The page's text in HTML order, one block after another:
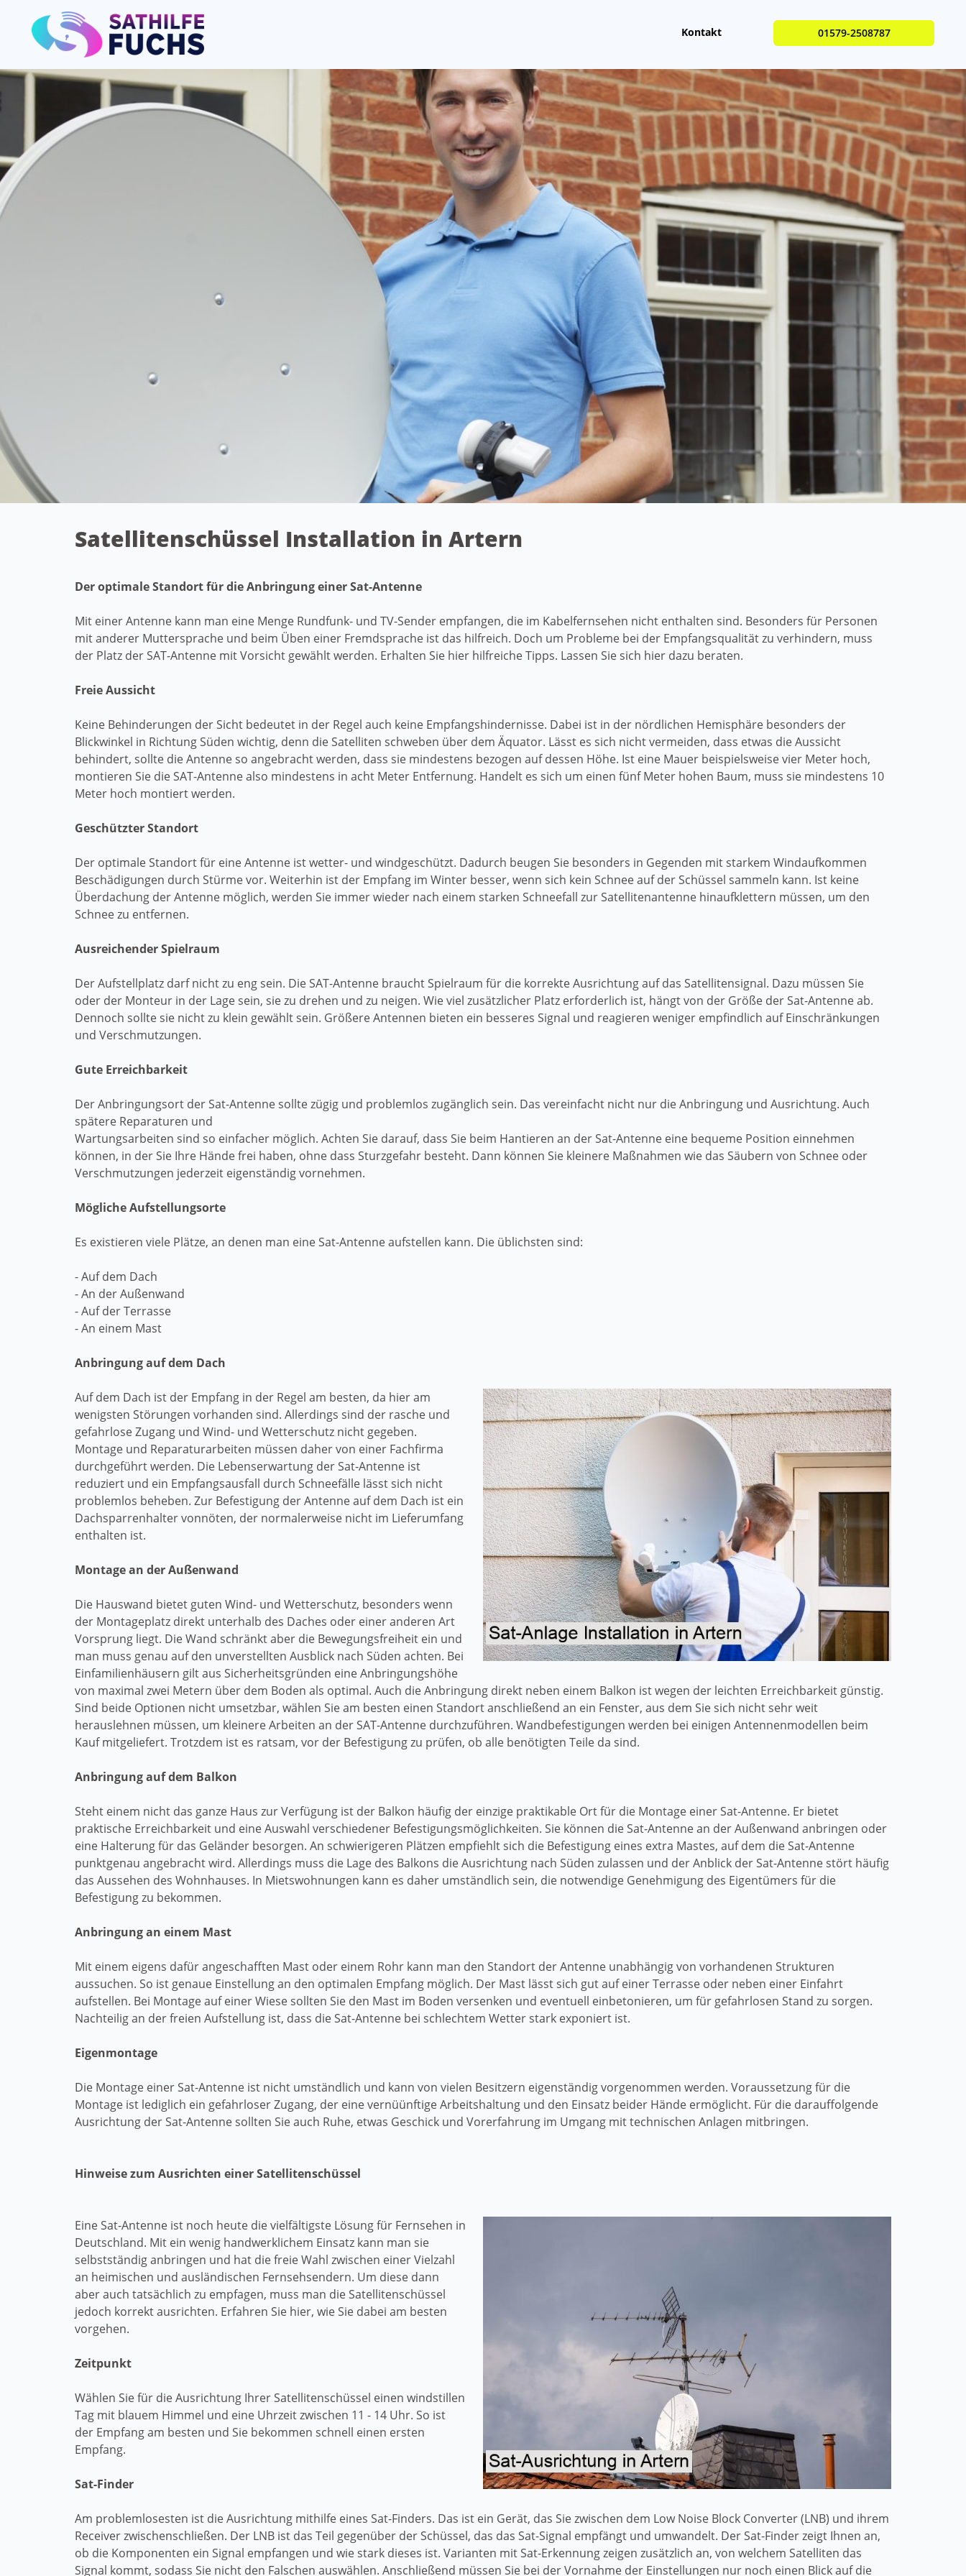
Kontakt 01579-2508787
Satellitenschüssel Installation in Artern
Der optimale Standort für die Anbringung einer Sat-Antenne
Mit einer Antenne kann man eine Menge Rundfunk- und TV-Sender empfangen, die im Kabelfernsehen nicht enthalten sind. Besonders für Personen
mit anderer Muttersprache und beim Üben einer Fremdsprache ist das hilfreich. Doch um Probleme bei der Empfangsqualität zu verhindern, muss
der Platz der SAT-Antenne mit Vorsicht gewählt werden. Erhalten Sie hier hilfreiche Tipps. Lassen Sie sich hier dazu beraten.
Freie Aussicht
Keine Behinderungen der Sicht bedeutet in der Regel auch keine Empfangshindernisse. Dabei ist in der nördlichen Hemisphäre besonders der
Blickwinkel in Richtung Süden wichtig, denn die Satelliten schweben über dem Äquator. Lässt es sich nicht vermeiden, dass etwas die Aussicht
behindert, sollte die Antenne so angebracht werden, dass sie mindestens bezogen auf dessen Höhe. Ist eine Mauer beispielsweise vier Meter hoch,
montieren Sie die SAT-Antenne also mindestens in acht Meter Entfernung. Handelt es sich um einen fünf Meter hohen Baum, muss sie mindestens 10
Meter hoch montiert werden.
Geschützter Standort
Der optimale Standort für eine Antenne ist wetter- und windgeschützt. Dadurch beugen Sie besonders in Gegenden mit starkem Windaufkommen
Beschädigungen durch Stürme vor. Weiterhin ist der Empfang im Winter besser, wenn sich kein Schnee auf der Schüssel sammeln kann. Ist keine
Überdachung der Antenne möglich, werden Sie immer wieder nach einem starken Schneefall zur Satellitenantenne hinaufklettern müssen, um den
Schnee zu entfernen.
Ausreichender Spielraum
Der Aufstellplatz darf nicht zu eng sein. Die SAT-Antenne braucht Spielraum für die korrekte Ausrichtung auf das Satellitensignal. Dazu müssen Sie
oder der Monteur in der Lage sein, sie zu drehen und zu neigen. Wie viel zusätzlicher Platz erforderlich ist, hängt von der Größe der Sat-Antenne ab.
Dennoch sollte sie nicht zu klein gewählt sein. Größere Antennen bieten ein besseres Signal und reagieren weniger empfindlich auf Einschränkungen
und Verschmutzungen.
Gute Erreichbarkeit
Der Anbringungsort der Sat-Antenne sollte zügig und problemlos zugänglich sein. Das vereinfacht nicht nur die Anbringung und Ausrichtung. Auch
spätere Reparaturen und
Wartungsarbeiten sind so einfacher möglich. Achten Sie darauf, dass Sie beim Hantieren an der Sat-Antenne eine bequeme Position einnehmen
können, in der Sie Ihre Hände frei haben, ohne dass Sturzgefahr besteht. Dann können Sie kleinere Maßnahmen wie das Säubern von Schnee oder
Verschmutzungen jederzeit eigenständig vornehmen.
Mögliche Aufstellungsorte
Es existieren viele Plätze, an denen man eine Sat-Antenne aufstellen kann. Die üblichsten sind:
- Auf dem Dach
- An der Außenwand
- Auf der Terrasse
- An einem Mast
Anbringung auf dem Dach
Auf dem Dach ist der Empfang in der Regel am besten, da hier am
wenigsten Störungen vorhanden sind. Allerdings sind der rasche und
gefahrlose Zugang und Wind- und Wetterschutz nicht gegeben.
Montage und Reparaturarbeiten müssen daher von einer Fachfirma
durchgeführt werden. Die Lebenserwartung der Sat-Antenne ist
reduziert und ein Empfangsausfall durch Schneefälle lässt sich nicht
problemlos beheben. Zur Befestigung der Antenne auf dem Dach ist ein
Dachsparrenhalter vonnöten, der normalerweise nicht im Lieferumfang
enthalten ist.
Montage an der Außenwand
Die Hauswand bietet guten Wind- und Wetterschutz, besonders wenn
der Montageplatz direkt unterhalb des Daches oder einer anderen Art
Vorsprung liegt. Die Wand schränkt aber die Bewegungsfreiheit ein und
man muss genau auf den unverstellten Ausblick nach Süden achten. Bei
Einfamilienhäusern gilt aus Sicherheitsgründen eine Anbringungshöhe
von maximal zwei Metern über dem Boden als optimal. Auch die Anbringung direkt neben einem Balkon ist wegen der leichten Erreichbarkeit günstig.
Sind beide Optionen nicht umsetzbar, wählen Sie am besten einen Standort anschließend an ein Fenster, aus dem Sie sich nicht sehr weit
herauslehnen müssen, um kleinere Arbeiten an der SAT-Antenne durchzuführen. Wandbefestigungen werden bei einigen Antennenmodellen beim
Kauf mitgeliefert. Trotzdem ist es ratsam, vor der Befestigung zu prüfen, ob alle benötigten Teile da sind.
Anbringung auf dem Balkon
Steht einem nicht das ganze Haus zur Verfügung ist der Balkon häufig der einzige praktikable Ort für die Montage einer Sat-Antenne. Er bietet
praktische Erreichbarkeit und eine Auswahl verschiedener Befestigungsmöglichkeiten. Sie können die Sat-Antenne an der Außenwand anbringen oder
eine Halterung für das Geländer besorgen. An schwierigeren Plätzen empfiehlt sich die Befestigung eines extra Mastes, auf dem die Sat-Antenne
punktgenau angebracht wird. Allerdings muss die Lage des Balkons die Ausrichtung nach Süden zulassen und der Anblick der Sat-Antenne stört häufig
das Aussehen des Wohnhauses. In Mietswohnungen kann es daher umständlich sein, die notwendige Genehmigung des Eigentümers für die
Befestigung zu bekommen.
Anbringung an einem Mast
Mit einem eigens dafür angeschafften Mast oder einem Rohr kann man den Standort der Antenne unabhängig von vorhandenen Strukturen
aussuchen. So ist genaue Einstellung an den optimalen Empfang möglich. Der Mast lässt sich gut auf einer Terrasse oder neben einer Einfahrt
aufstellen. Bei Montage auf einer Wiese sollten Sie den Mast im Boden versenken und eventuell einbetonieren, um für gefahrlosen Stand zu sorgen.
Nachteilig an der freien Aufstellung ist, dass die Sat-Antenne bei schlechtem Wetter stark exponiert ist.
Eigenmontage
Die Montage einer Sat-Antenne ist nicht umständlich und kann von vielen Besitzern eigenständig vorgenommen werden. Voraussetzung für die
Montage ist lediglich ein gefahrloser Zugang, der eine vernüünftige Arbeitshaltung und den Einsatz beider Hände ermöglicht. Für die darauffolgende
Ausrichtung der Sat-Antenne sollten Sie auch Ruhe, etwas Geschick und Vorerfahrung im Umgang mit technischen Anlagen mitbringen.
Hinweise zum Ausrichten einer Satellitenschüssel
Eine Sat-Antenne ist noch heute die vielfältigste Lösung für Fernsehen in
Deutschland. Mit ein wenig handwerklichem Einsatz kann man sie
selbstständig anbringen und hat die freie Wahl zwischen einer Vielzahl
an heimischen und ausländischen Fernsehsendern. Um diese dann
aber auch tatsächlich zu empfagen, muss man die Satellitenschüssel
jedoch korrekt ausrichten. Erfahren Sie hier, wie Sie dabei am besten
vorgehen.
Zeitpunkt
Wählen Sie für die Ausrichtung Ihrer Satellitenschüssel einen windstillen
Tag mit blauem Himmel und eine Uhrzeit zwischen 11 - 14 Uhr. So ist
der Empfang am besten und Sie bekommen schnell einen ersten
Empfang.
Sat-Finder
Am problemlosesten ist die Ausrichtung mithilfe eines Sat-Finders. Das ist ein Gerät, das Sie zwischen dem Low Noise Block Converter (LNB) und ihrem
Receiver zwischenschließen. Der LNB ist das Teil gegenüber der Schüssel, das das Sat-Signal empfängt und umwandelt. Der Sat-Finder zeigt Ihnen an,
ob die Komponenten ein Signal empfangen und wie stark dieses ist. Varianten mit Sat-Erkennung zeigen zusätzlich an, von welchem Satelliten das
Signal kommt, sodass Sie nicht den Falschen auswählen. Anschließend müssen Sie bei der Vornahme der Einstellungen nur noch einen Blick auf die